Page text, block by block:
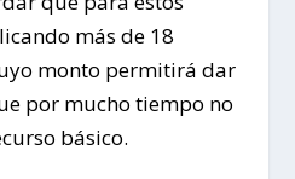
más de 18
monto permitirá dar
por mucho tiempo no
básico.